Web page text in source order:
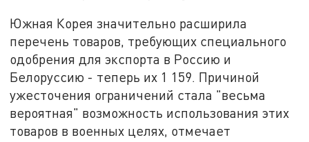
Южная Корея значительно расширила
перечень товаров, требующих специального
одобрения для экспорта в Россию и
Белоруссию - теперь их 1 159. Причиной
ужесточения ограничений стала "весьма
вероятная" возможность использования этих
товаров в военных целях, отмечает